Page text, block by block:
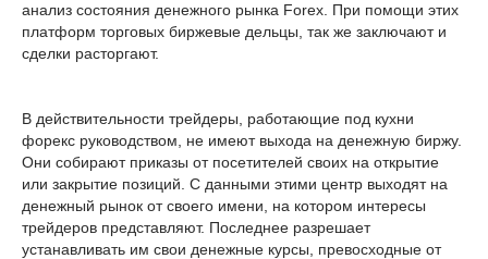
анализ состояния денежного рынка Forex. При помощи этих
платформ торговых биржевые дельцы, так же заключают и
сделки расторгают.
В действительности трейдеры, работающие под кухни
форекс руководством, не имеют выхода на денежную биржу.
Они собирают приказы от посетителей своих на открытие
или закрытие позиций. С данными этими центр выходят на
денежный рынок от своего имени, на котором интересы
трейдеров представляют. Последнее разрешает
устанавливать им свои денежные курсы, превосходные от